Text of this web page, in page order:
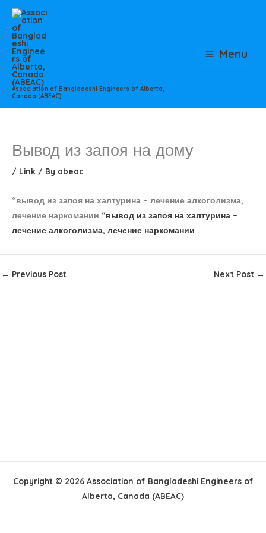
Skip
content
Association of Bangladeshi Engineers of Alberta,
Canada (ABEAC)
Menu
Вывод из запоя на дому
/ Link / By abeac
“вывод из запоя на халтурина – лечение алкоголизма,
лечение наркомании “вывод из запоя на халтурина –
лечение алкоголизма, лечение наркомании .
← Previous Post Next Post →
Copyright © 2026 Association of Bangladeshi Engineers of
Alberta, Canada (ABEAC)